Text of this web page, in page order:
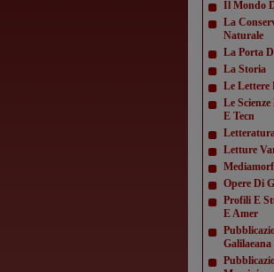
Il Mondo
La
Naturale
La Porta
La Storia
Le Lettere
Le
E Tecn
Letture
Opere Di
Profili E
E Amer
Galilaeana